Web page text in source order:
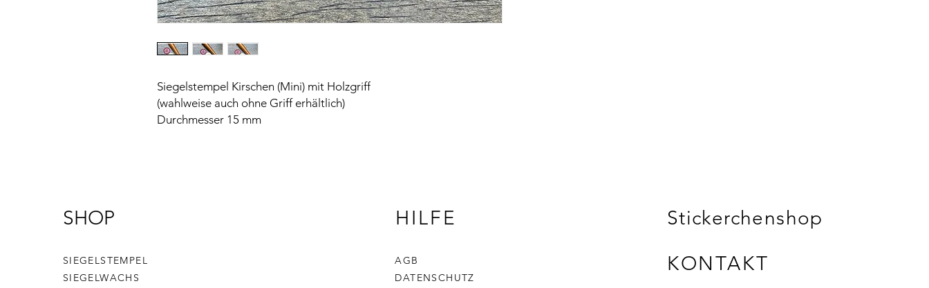
Siegelstempel Kirschen (Mini) mit Holzgriff
(wahlweise auch ohne Griff erhältlich)
Durchmesser 15 mm
SHOP
SIEGELSTEMPEL
SIEGELWACHS
HILFE
AGB
DATENSCHUTZ
Stickerchenshop
KONTAKT